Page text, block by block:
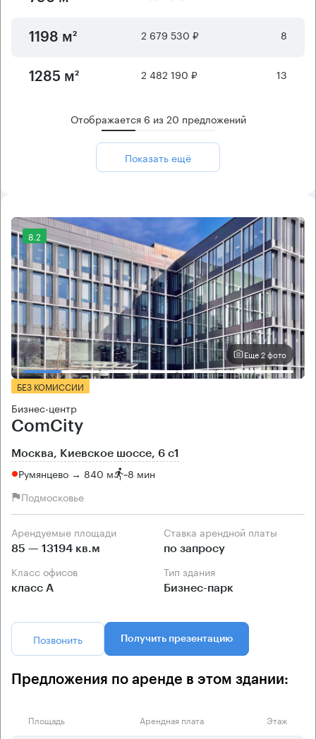
1198 м² 2 679 530 ₽ 8
1285 м² 2 482 190 ₽ 13
Отображается 6 из20 предложений
Показать ещё
8.2
Еще 2 фото
БЕЗ КОМИССИИ
Бизнес-центр
ComCity
Москва, Киевское шоссе, 6 с1
Румянцево → 840 м ~8 мин
Подмосковье
Арендуемые площади
85 — 13194 кв.м
Ставка арендной платы
по запросу
Класс офисов
класс А
Тип здания
Бизнес-парк
Позвонить Получить презентацию
Предложения по аренде в этом здании:
Площадь Арендная плата Этаж